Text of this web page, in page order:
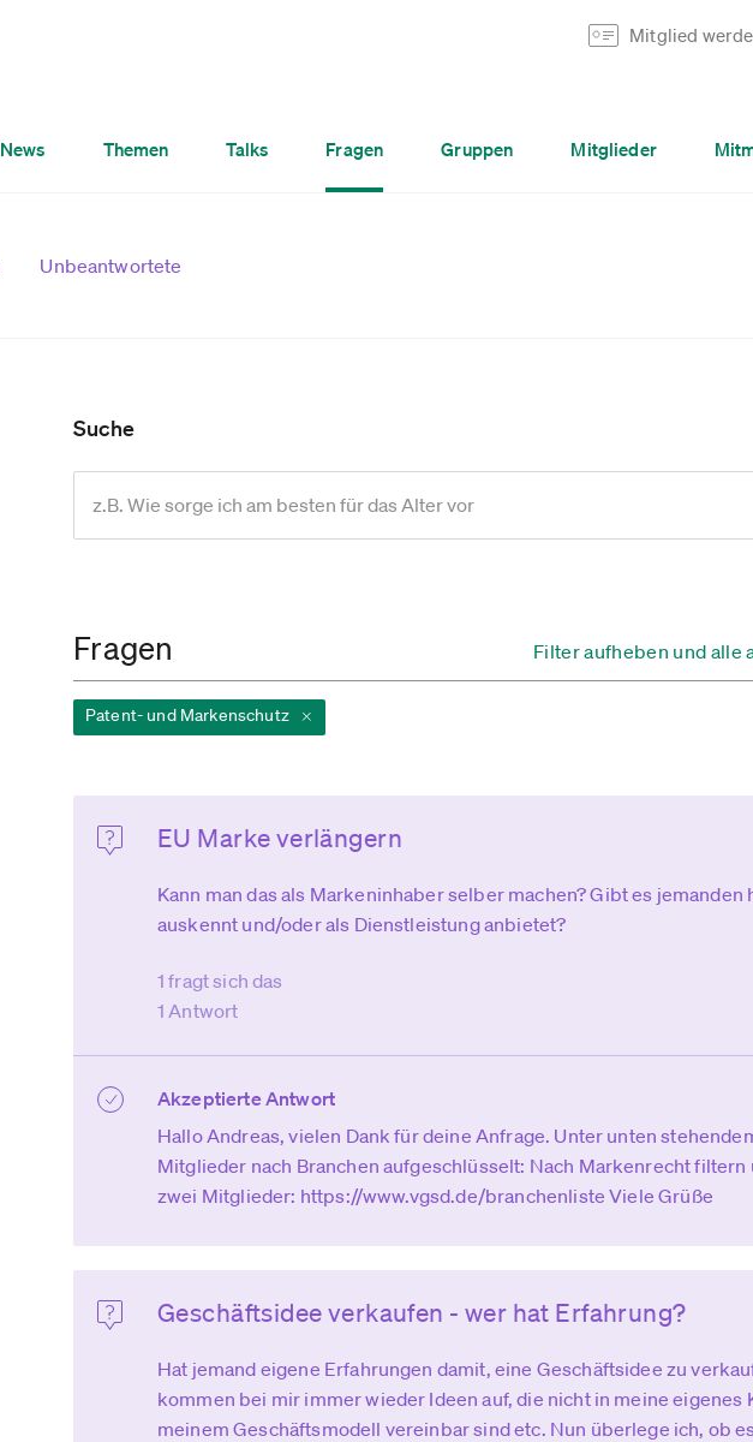
Mitglied
News Themen Talks Fragen Gruppen Mitglieder
Unbeantwortete
Suche
Fragen Filter aufheben und alle
Patent- und Markenschutz
EU Marke verlängern
Kann man das als Markeninhaber selber machen? Gibt es
auskennt und/oder als Dienstleistung anbietet?
1 fragt sich das
1 Antwort
Akzeptierte Antwort
Hallo Andreas, vielen Dank für deine Anfrage. Unter unten
Mitglieder nach Branchen aufgeschlüsselt: Nach Markenrecht filtern
zwei Mitglieder: https://www.vgsd.de/branchenliste Viele Grüße
Geschäftsidee verkaufen - wer hat Erfahrung?
Hat jemand eigene Erfahrungen damit, eine Geschäftsidee zu
kommen bei mir immer wieder Ideen auf, die nicht in meine eigenes
meinem Geschäftsmodell vereinbar sind etc. Nun überlege ich, ob